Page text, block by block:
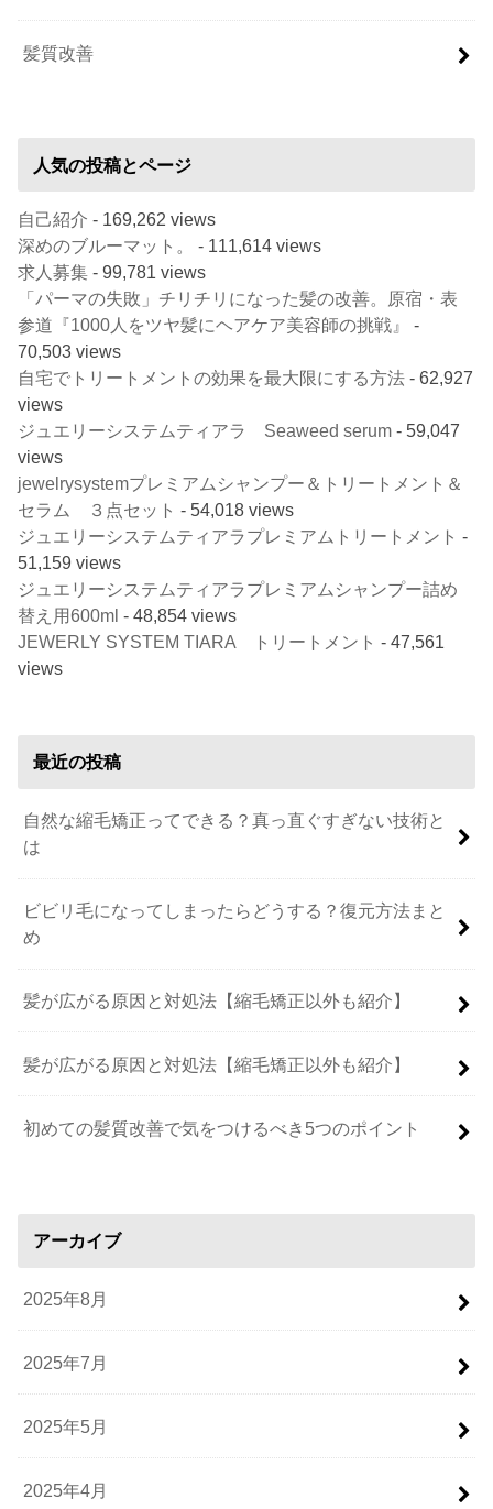
髪質改善
人気の投稿とページ
自己紹介 - 169,262 views
深めのブルーマット。
- 111,614 views
求人募集 - 99,781 views
「パーマの失敗」チリチリになった髪の改善。原宿・表
参道『1000人をツヤ髪にヘアケア美容師の挑戦』
-
70,503 views
自宅でトリートメントの効果を最大限にする方法 - 62,927
views
ジュエリーシステムティアラ Seaweed serum - 59,047
views
jewelrysystemプレミアムシャンプー＆トリートメント＆
セラム ３点セット - 54,018 views
ジュエリーシステムティアラプレミアムトリートメント -
51,159 views
ジュエリーシステムティアラプレミアムシャンプー詰め
替え用600ml - 48,854 views
JEWERLY SYSTEM TIARA トリートメント - 47,561
views
最近の投稿
自然な縮毛矯正ってできる？真っ直ぐすぎない技術と
は
ビビリ毛になってしまったらどうする？復元方法まと
め
髪が広がる原因と対処法【縮毛矯正以外も紹介】
髪が広がる原因と対処法【縮毛矯正以外も紹介】
初めての髪質改善で気をつけるべき5つのポイント
アーカイブ
2025年8月
2025年7月
2025年5月
2025年4月